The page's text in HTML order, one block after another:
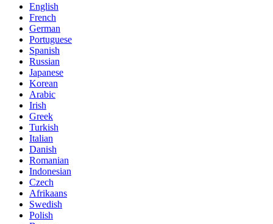
English
French
German
Portuguese
Spanish
Russian
Japanese
Korean
Arabic
Irish
Greek
Turkish
Italian
Danish
Romanian
Indonesian
Czech
Afrikaans
Swedish
Polish